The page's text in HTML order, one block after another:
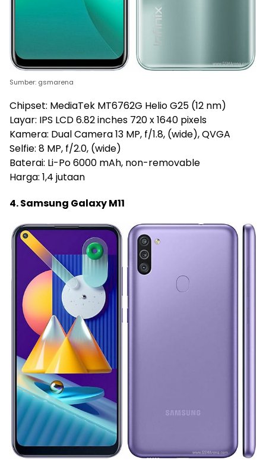
Sumber: gsmarena
Chipset: MediaTek MT6762G Helio G25 (12 nm)
Layar: IPS LCD 6.82 inches 720 x 1640 pixels
Kamera: Dual Camera 13 MP, f/1.8, (wide), QVGA
Selfie: 8 MP, f/2.0, (wide)
Baterai: Li-Po 6000 mAh, non-removable
Harga: 1,4 jutaan
4. Samsung Galaxy M11